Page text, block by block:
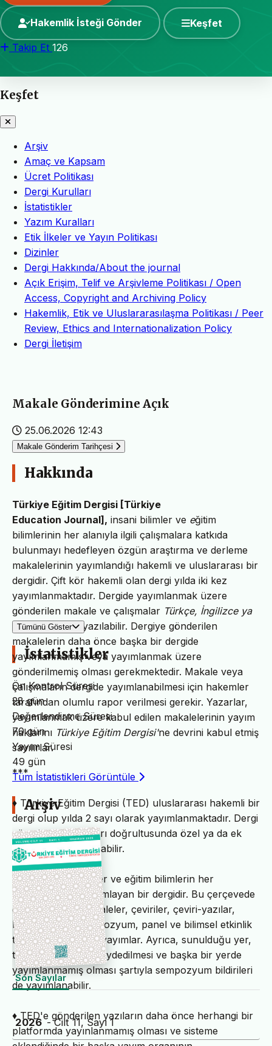
Hakemlik İsteği Gönder Keşfet
Takip Et 126
Keşfet
Arşiv
Amaç ve Kapsam
Ücret Politikası
Dergi Kurulları
İstatistikler
Yazım Kuralları
Etik İlkeler ve Yayın Politikası
Dizinler
Dergi Hakkında/About the journal
Açık Erişim, Telif ve Arşivleme Politikası / Open
Access, Copyright and Archiving Policy
Hakemlik, Etik ve Uluslararasılaşma Politikası / Peer
Review, Ethics and Internationalization Policy
Dergi İletişim
Makale Gönderimine Açık
25.06.2026 12:43
Makale Gönderim Tarihçesi
Hakkında
Türkiye Eğitim Dergisi [Türkiye
Education Journal], insani bilimler ve eğitim
bilimlerinin her alanıyla ilgili çalışmalara katkıda
bulunmayı hedefleyen özgün araştırma ve derleme
makalelerinin yayımlandığı hakemli ve uluslararası bir
dergidir. Çift kör hakemli olan dergi yılda iki kez
yayımlanmaktadır. Dergide yayımlanmak üzere
gönderilen makale ve çalışmalar Türkçe, İngilizce ya
da başka dilde yazılabilir. Dergiye gönderilen
makalelerin daha önce başka bir dergide
yayımlanmamış veya yayımlanmak üzere
gönderilmemiş olması gerekmektedir. Makale veya
çalışmaların dergide yayımlanabilmesi için hakemler
tarafından olumlu rapor verilmesi gerekir. Yazarlar,
yayımlanmak üzere kabul edilen makalelerinin yayım
haklarını Türkiye Eğitim Dergisi'ne devrini kabul etmiş
sayılırlar.
***
♦ Türkiye Eğitim Dergisi (TED) uluslararası hakemli bir
dergi olup yılda 2 sayı olarak yayımlanmaktadır. Dergi
yönetiminin kararları doğrultusunda özel ya da ek
sayılar da yayımlanabilir.
♦ TED, insani bilimler ve eğitim bilimlerin her
alanından yazı yayımlayan bir dergidir. Bu çerçevede
özgün bilimsel makaleler, çeviriler, çeviri-yazılar,
kitap, makale, sempozyum, panel ve bilimsel etkinlik
tanıtma çalışmaları yayımlar. Ayrıca, sunulduğu yer,
toplantı ve tarihin kaydedilmesi ve başka bir yerde
yayımlanmamış olması şartıyla sempozyum bildirileri
de yayımlanabilir.
♦ TED'e gönderilen yazıların daha önce herhangi bir
platformda yayınlanmamış olması ve sisteme
Tümünü Göster
İstatistikler
Ön Kontrol Süresi
28 gün
Değerlendirme Süresi
70 gün
Yayım Süresi
49 gün
Tüm İstatistikleri Görüntüle
Arşiv
Son Sayılar
2026 - Cilt 11, Sayı 1